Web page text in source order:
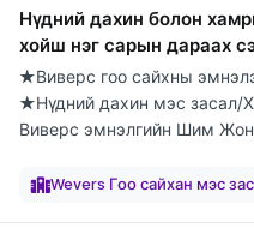
Нүдний дахин болон
хойш нэг сарын дараах
★Виверс гоо сайхны
★Нүдний дахин мэс засал/
Виверс эмнэлгийн Шим
Wevers Гоо сайхан мэс